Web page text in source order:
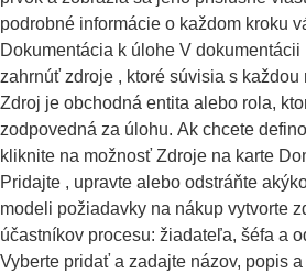
podrobné informácie o každom kroku
Dokumentácia k úlohe V dokumentácii
zahrnúť zdroje , ktoré súvisia s každou
Zdroj je obchodná entita alebo rola,
zodpovedná za úlohu. Ak chcete
kliknite na možnosť Zdroje na karte
Pridajte , upravte alebo odstráňte
modeli požiadavky na nákup vytvorte
účastníkov procesu: žiadateľa, šéfa a
Vyberte pridať a zadajte názov, popis